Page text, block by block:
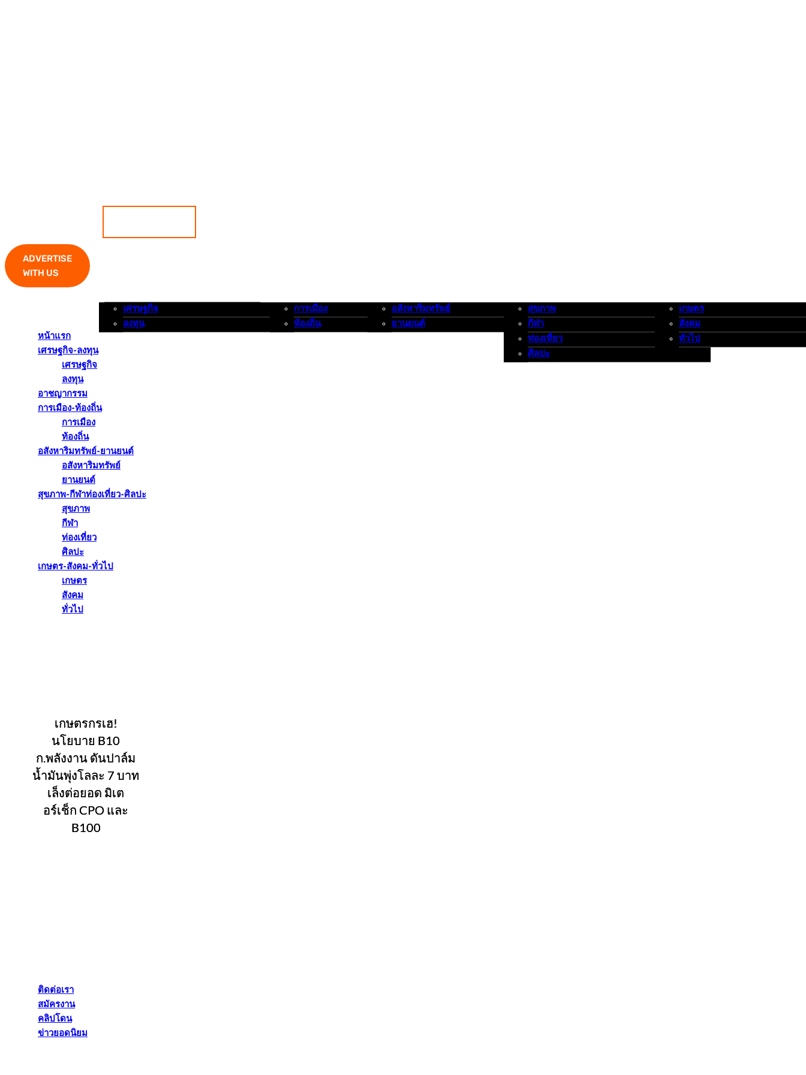
ADVERTISE
WITH US
เศรษฐกิจ-ลงทุน
เศรษฐกิจ
ลงทุน
การเมือง-ท้องถิ่น
การเมือง
ท้องถิ่น
อสังหาริมทรัพย์-ยานยนต์
อสังหาริมทรัพย์
ยานยนต์
สุขภาพ-กีฬาท่องเที่ยว-ศิลปะ
สุขภาพ
กีฬา
ท่องเที่ยว
ศิลปะ
เกษตร-สังคม-ทั่วไป
เกษตร
สังคม
ทั่วไป
หน้าแรก
เศรษฐกิจ-ลงทุน
เศรษฐกิจ
ลงทุน
อาชญากรรม
การเมือง-ท้องถิ่น
การเมือง
ท้องถิ่น
อสังหาริมทรัพย์-ยานยนต์
อสังหาริมทรัพย์
ยานยนต์
สุขภาพ-กีฬาท่องเที่ยว-ศิลปะ
สุขภาพ
กีฬา
ท่องเที่ยว
ศิลปะ
เกษตร-สังคม-ทั่วไป
เกษตร
สังคม
ทั่วไป
เกษตรกรเฮ!
นโยบาย B10
ก.พลังงาน ดันปาล์ม
น้ำมันพุ่งโลละ 7 บาท
เล็งต่อยอด มิเต
อร์เช็ก CPO และ
B100
ติดต่อเรา
สมัครงาน
คลิปโดน
ข่าวยอดนิยม